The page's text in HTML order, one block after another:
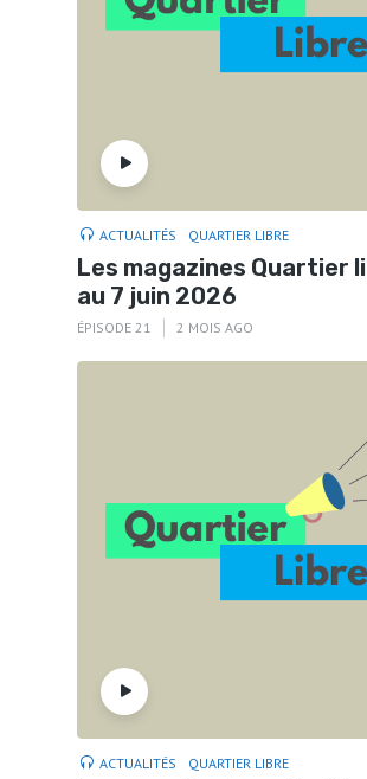
ACTUALITÉS QUARTIER LIBRE
Les magazines Quartier
au 7 juin 2026
ÉPISODE 21 2 MOIS AGO
ACTUALITÉS QUARTIER LIBRE